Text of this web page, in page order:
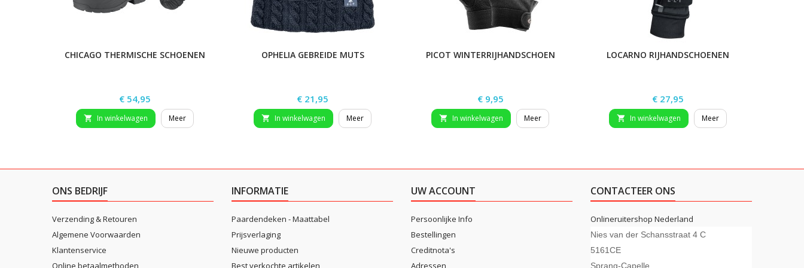
CHICAGO THERMISCHE SCHOENEN
Prijs
€ 54,95
 In winkelwagen Meer
OPHELIA GEBREIDE MUTS
Prijs
€ 21,95
 In winkelwagen Meer
PICOT WINTERRIJHANDSCHOEN
Prijs
€ 9,95
 In winkelwagen Meer
LOCARNO RIJHANDSCHOENEN
Prijs
€ 27,95
 In winkelwagen Meer
ONS BEDRIJF
Verzending & Retouren
Algemene Voorwaarden
Klantenservice
Online betaalmethoden
INFORMATIE
Paardendeken - Maattabel
Prijsverlaging
Nieuwe producten
Best verkochte artikelen
UW ACCOUNT
Persoonlijke Info
Bestellingen
Creditnota's
Adressen
CONTACTEER ONS
Onlineruitershop Nederland
Nies van der Schansstraat 4 C
5161CE
Sprang-Capelle